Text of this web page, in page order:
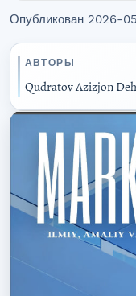
Опубликован 2026-
АВТОРЫ
Qudratov Azizjon